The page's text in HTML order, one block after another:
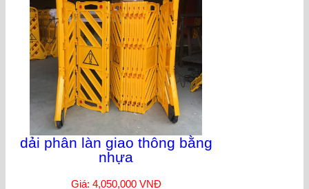
dải phân làn giao thông bằng
nhựa
Giá: 4,050,000 VNĐ